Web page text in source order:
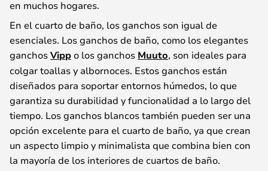
en muchos hogares.
En el cuarto de baño, los ganchos son igual de
esenciales. Los ganchos de baño, como los elegantes
ganchosVippo los ganchos Muuto, son ideales para
colgar toallas y albornoces. Estos ganchos están
diseñados para soportar entornos húmedos, lo que
garantiza su durabilidad y funcionalidad a lo largo del
tiempo. Los ganchos blancos también pueden ser una
opción excelente para el cuarto de baño, ya que crean
un aspecto limpio y minimalista que combina bien con
la mayoría de los interiores de cuartos de baño.